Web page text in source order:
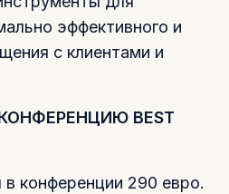
эффективного и
с клиентами и
BEST
конференции 290 евро.